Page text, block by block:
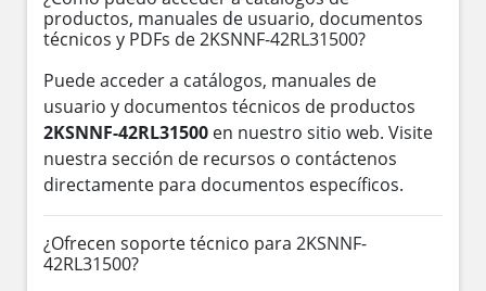
productos, manuales de usuario, documentos
técnicos y PDFs de 2KSNNF-42RL31500?
Puede acceder a catálogos, manuales de
usuario y documentos técnicos de productos
2KSNNF-42RL31500 en nuestro sitio web. Visite
nuestra sección de recursos o contáctenos
directamente para documentos específicos.
¿Ofrecen soporte técnico para 2KSNNF-
42RL31500?